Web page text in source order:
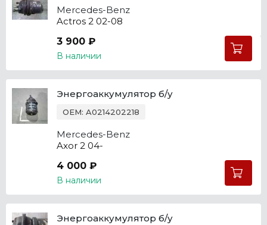
Mercedes-Benz
Actros 2 02-08
3 900 ₽
В наличии
Энергоаккумулятор б/у
OEM: A0214202218
Mercedes-Benz
Axor 2 04-
4 000 ₽
В наличии
Энергоаккумулятор б/у